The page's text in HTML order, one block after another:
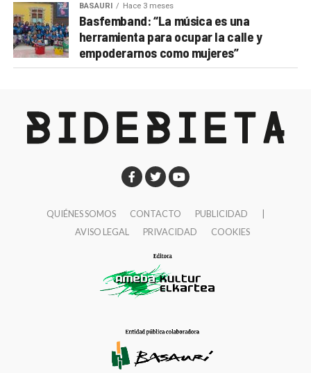
BASAURI Hace 3 meses
Basfemband: “La música es una
herramienta para ocupar la calle y
empoderarnos como mujeres”
QUIÉNES SOMOS CONTACTO PUBLICIDAD
AVISO LEGAL
PRIVACIDAD COOKIES